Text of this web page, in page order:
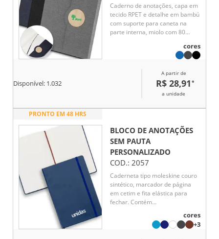
Caderno de anotações, capa em
tecido RPET e detalhe em bambú
com suporte para caneta na
parte interna, miolo com 80
cores
Disponível: 1.032
A partir de
R$ 28,91 *
a unidade
PRONTO EM 48 HRS
BLOCO DE ANOTAÇÕES
SEM PAUTA
PERSONALIZADO
COD.: 2057
Caderneta tipo moleskine couro
sintético, marcador de página
em cetim e fita elástica para
fechar. Contém
amareladas sem pauta.
cores
+3